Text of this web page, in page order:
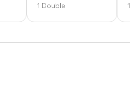
1 Double